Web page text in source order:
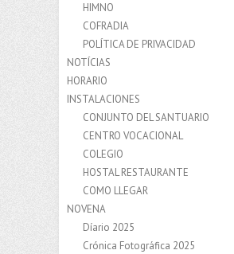
HIMNO
COFRADIA
POLÍTICA DE PRIVACIDAD
NOTÍCIAS
HORARIO
INSTALACIONES
CONJUNTO DEL SANTUARIO
CENTRO VOCACIONAL
COLEGIO
HOSTAL RESTAURANTE
COMO LLEGAR
NOVENA
Díario 2025
Crónica Fotográfica 2025